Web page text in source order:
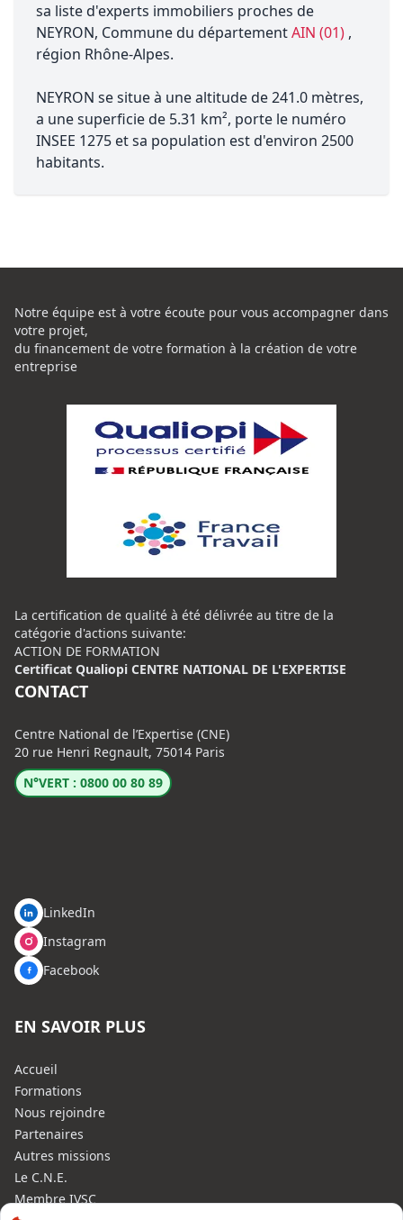
sa liste d'experts immobiliers proches de
NEYRON, Commune du départementAIN (01) ,
région Rhône-Alpes.
NEYRON se situe à une altitude de 241.0 mètres,
a une superficie de 5.31 km², porte le numéro
INSEE 1275 et sa population est d'environ 2500
habitants.
Notre équipe est à votre écoute pour vous accompagner dans
votre projet,
du financement de votre formation à la création de votre
entreprise
La certification de qualité à été délivrée au titre de la
catégorie d'actions suivante:
ACTION DE FORMATION
Certificat Qualiopi CENTRE NATIONAL DE L'EXPERTISE
CONTACT
Centre National de l’Expertise (CNE)
20 rue Henri Regnault, 75014 Paris
N°VERT : 0800 00 80 89
LinkedIn
Instagram
Facebook
EN SAVOIR PLUS
Accueil
Formations
Nous rejoindre
Partenaires
Autres missions
Le C.N.E.
Membre IVSC